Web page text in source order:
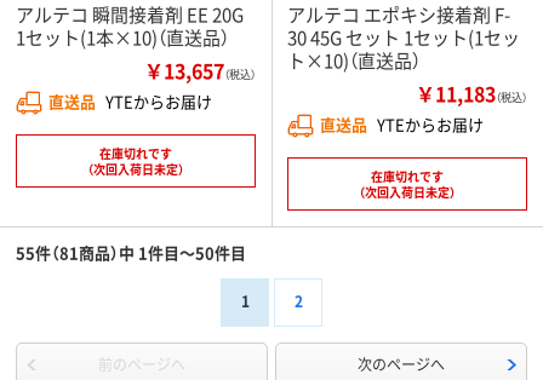
アルテコ 瞬間接着剤 EE 20G
1セット(1本×10)（直送品）
￥13,657（税込）
直送品 YTEからお届け
在庫切れです
（次回入荷日未定）
アルテコ エポキシ接着剤 F-
30 45G セット 1セット(1セッ
ト×10)（直送品）
￥11,183（税込）
直送品 YTEからお届け
在庫切れです
（次回入荷日未定）
55件（81商品）中 1件目～50件目
1 2
前のページへ 次のページへ